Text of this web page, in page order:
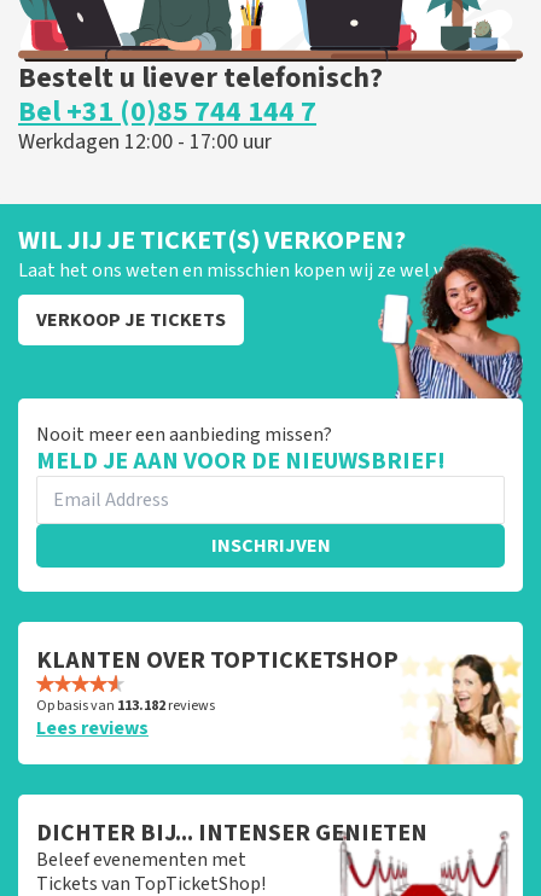
Bestelt u liever telefonisch?
Bel +31 (0)85 744 144 7
Werkdagen 12:00 - 17:00 uur
WIL JIJ JE TICKET(S) VERKOPEN?
Laat het ons weten en misschien kopen wij ze wel van je!
VERKOOP JE TICKETS
Nooit meer een aanbieding missen?
MELD JE AAN VOOR DE NIEUWSBRIEF!
INSCHRIJVEN
KLANTEN OVER TOPTICKETSHOP
Op basis van 113.182reviews
Lees reviews
DICHTER BIJ... INTENSER GENIETEN
Beleef evenementen met
Tickets van TopTicketShop!